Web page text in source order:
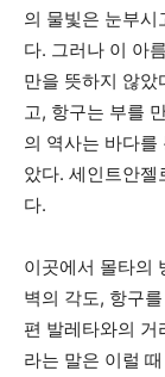
의 물빛은 눈부시
다. 그러나 이 아
만을 뜻하지 않
고, 항구는 부를
의 역사는 바다
았다. 세인트안젤
다.
이곳에서 몰타의
벽의 각도, 항구
편 발레타와의 거
라는 말은 이럴